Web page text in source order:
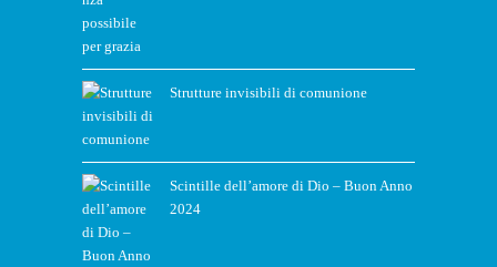
Strutture invisibili di comunione
Scintille dell’amore di Dio – Buon Anno
2024